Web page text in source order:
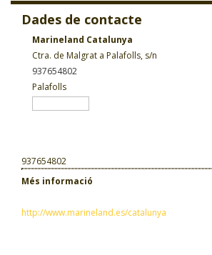
Dades de contacte
Marineland Catalunya
Ctra. de Malgrat a Palafolls, s/n
937654802
Palafolls
937654802
Més informació
http://www.marineland.es/catalunya